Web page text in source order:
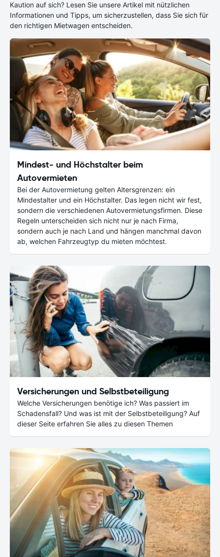
Kaution auf sich? Lesen Sie unsere Artikel mit nützlichen
Informationen und Tipps, um sicherzustellen, dass Sie sich für
den richtigen Mietwagen entscheiden.
Mindest- und Höchstalter beim
Autovermieten
Bei der Autovermietung gelten Altersgrenzen: ein
Mindestalter und ein Höchstalter. Das legen nicht wir fest,
sondern die verschiedenen Autovermietungsfirmen. Diese
Regeln unterscheiden sich nicht nur je nach Firma,
sondern auch je nach Land und hängen manchmal davon
ab, welchen Fahrzeugtyp du mieten möchtest.
Versicherungen und Selbstbeteiligung
Welche Versicherungen benötige ich? Was passiert im
Schadensfall? Und was ist mit der Selbstbeteiligung? Auf
dieser Seite erfahren Sie alles zu diesen Themen